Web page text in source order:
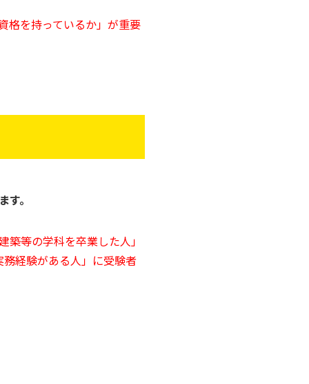
格を持っているか」が重要
。
等の学科を卒業した人」
経験がある人」に受験者